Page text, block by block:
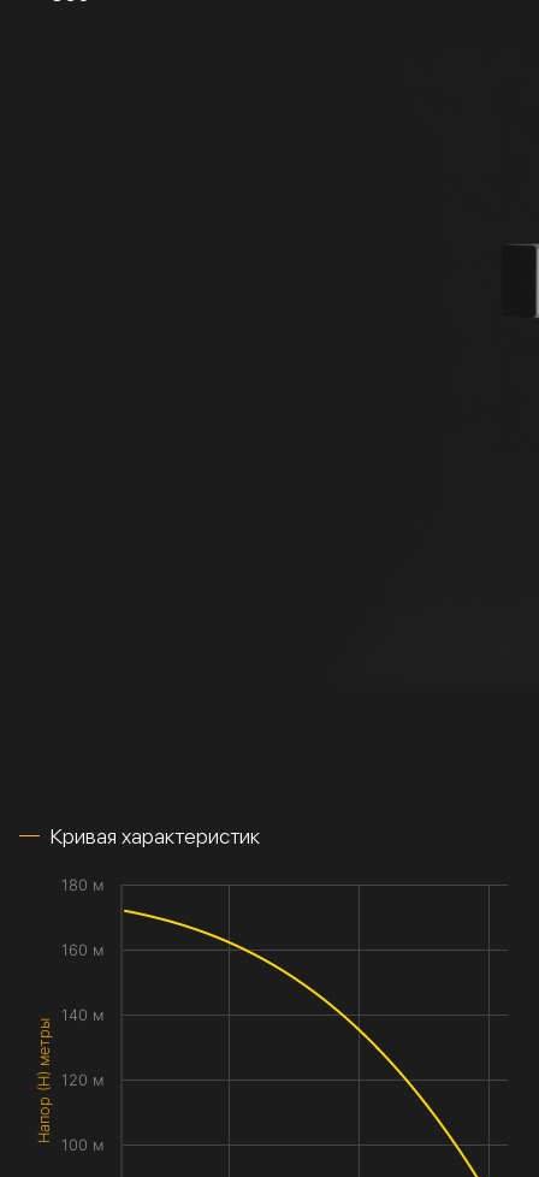
Кривая характеристик
Напор (H) метры
100 м
120 м
140 м
160 м
180 м